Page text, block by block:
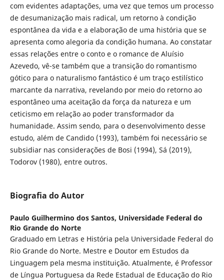
com evidentes adaptações, uma vez que temos um processo
de desumanização mais radical, um retorno à condição
espontânea da vida e a elaboração de uma história que se
apresenta como alegoria da condição humana. Ao constatar
essas relações entre o conto e o romance de Aluísio
Azevedo, vê-se também que a transição do romantismo
gótico para o naturalismo fantástico é um traço estilístico
marcante da narrativa, revelando por meio do retorno ao
espontâneo uma aceitação da força da natureza e um
ceticismo em relação ao poder transformador da
humanidade. Assim sendo, para o desenvolvimento desse
estudo, além de Candido (1993), também foi necessário se
subsidiar nas considerações de Bosi (1994), Sá (2019),
Todorov (1980), entre outros.
Biografia do Autor
Paulo Guilhermino dos Santos, Universidade Federal do
Rio Grande do Norte
Graduado em Letras e História pela Universidade Federal do
Rio Grande do Norte. Mestre e Doutor em Estudos da
Linguagem pela mesma instituição. Atualmente, é Professor
de Língua Portuguesa da Rede Estadual de Educação do Rio